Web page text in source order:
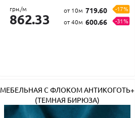
грн./м
862.33
от 10м 719.60
-17%
от 40м 600.66 -31%
МЕБЕЛЬНАЯ С ФЛОКОМ АНТИКОГОТЬ+
(ТЕМНАЯ БИРЮЗА)